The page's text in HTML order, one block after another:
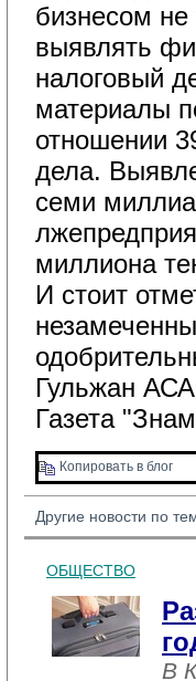
бизнесом не
выявлять
налоговый
материалы
отношении
дела.
семи
миллиона
И стоит
Гульжан
Газета
Копировать в блог
Другие новости по
ОБЩЕСТВО
В